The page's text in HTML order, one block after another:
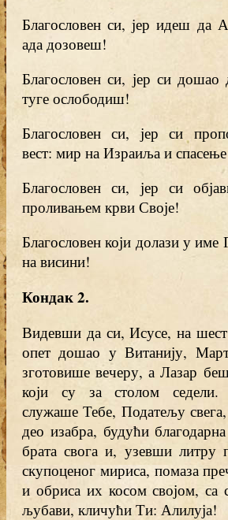
Благословен си, јер идеш да
ада дозовеш!
Благословен си, јер си дошао
туге ослободиш!
Благословен си, јер си
вест: мир на Израиља и
Благословен си, јер си
проливањем крви Своје!
Благословен који долази у
на висини!
Кондак 2.
Видевши да си, Исусе, на
опет дошао у Витанију,
зготовише вечеру, а Лазар
који су за столом
служаше Тебе, Податељу
део изабра, будући
брата свога и, узевши литру
скупоценог мириса, помаза
и обриса их косом својом, са
љубави, кличући Ти: Алилуја!